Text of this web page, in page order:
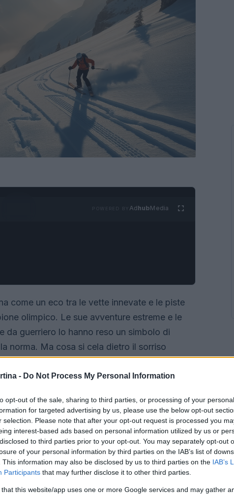
- Do Not Process My Personal Information
opt-out of the sale, sharing to third parties, or processing of your
for targeted advertising by us, please use the below opt-out
selection. Please note that after your opt-out request is processed you
interest-based ads based on personal information utilized by us or
to third parties prior to your opt-out. You may separately opt-out
of your personal information by third parties on the IAB’s list of
This information may also be disclosed by us to third parties on the IAB’s
Participants that may further disclose it to other third parties.
that this website/app uses one or more Google services and may gather
AdhubMedia
come un eco tra le vette innevate e le piste
olimpico. Le sue avventure estreme e le
guerriero lo hanno reso un simbolo di
norma. Ma cosa si cela dietro il sorriso
sci alpino? Scopriamolo insieme in questo